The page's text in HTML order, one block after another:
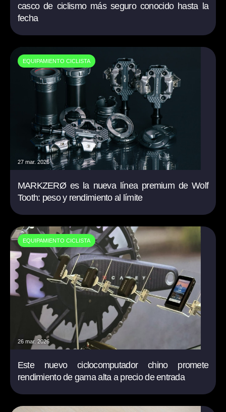
casco de ciclismo más seguro conocido hasta la
fecha
EQUIPAMIENTO CICLISTA
27 mar. 2026
MARKZERØ es la nueva línea premium de Wolf
Tooth: peso y rendimiento al límite
EQUIPAMIENTO CICLISTA
26 mar. 2026
Este nuevo ciclocomputador chino promete
rendimiento de gama alta a precio de entrada